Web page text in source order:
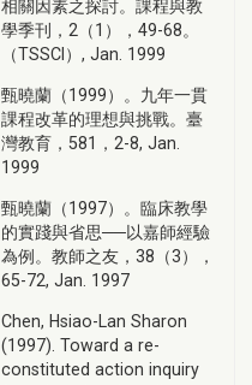
相關因素之探討。課程與教
學季刊，2（1），49-68。
（TSSCI）, Jan. 1999
甄曉蘭（1999）。九年一貫
課程改革的理想與挑戰。臺
灣教育，581，2-8, Jan.
1999
甄曉蘭（1997）。臨床教學
的實踐與省思──以嘉師經驗
為例。教師之友，38（3），
65-72, Jan. 1997
Chen, Hsiao-Lan Sharon
(1997). Toward a re-
constituted action inquiry